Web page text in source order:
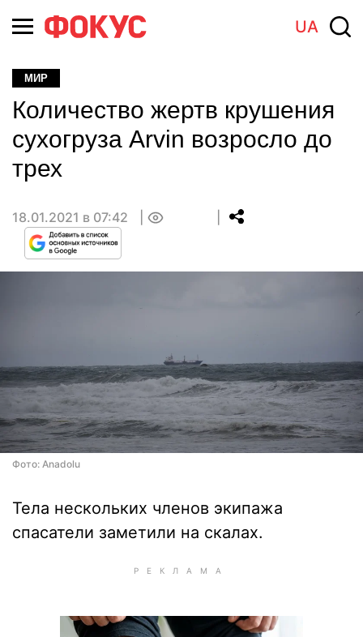
UA
МИР
Количество жертв крушения
сухогруза Arvin возросло до
трех
18.01.2021 в 07:42
Фото: Anadolu
Тела нескольких членов экипажа
спасатели заметили на скалах.